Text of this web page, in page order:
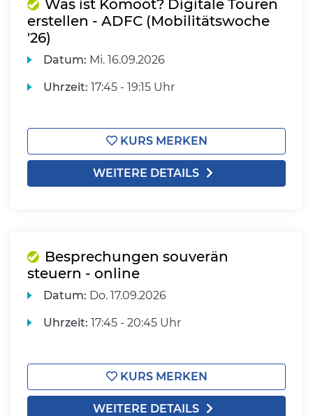
Was ist Komoot? Digitale Touren
erstellen - ADFC (Mobilitätswoche
'26)
Datum: Mi. 16.09.2026
Uhrzeit: 17:45 - 19:15 Uhr
KURS MERKEN
WEITERE DETAILS
Besprechungen souverän
steuern - online
Datum: Do. 17.09.2026
Uhrzeit: 17:45 - 20:45 Uhr
KURS MERKEN
WEITERE DETAILS